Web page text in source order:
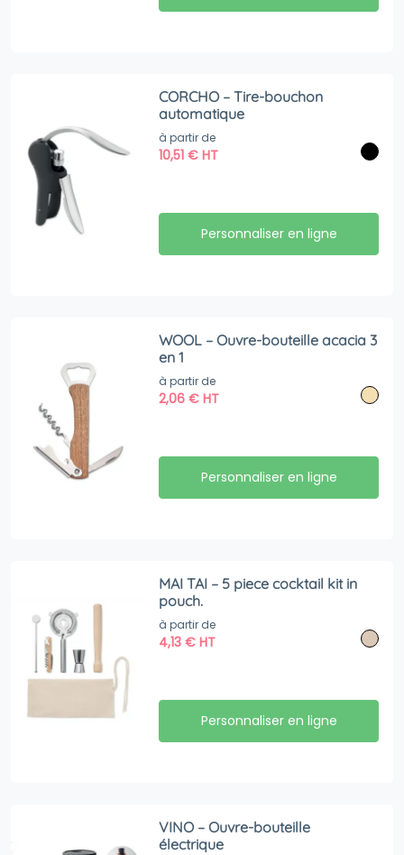
CORCHO – Tire-bouchon
automatique
à partir de
10,51€ HT
Personnaliser en ligne
WOOL – Ouvre-bouteille acacia 3
en 1
à partir de
2,06€ HT
Personnaliser en ligne
MAI TAI – 5 piece cocktail kit in
pouch.
à partir de
4,13€ HT
Personnaliser en ligne
VINO – Ouvre-bouteille
électrique